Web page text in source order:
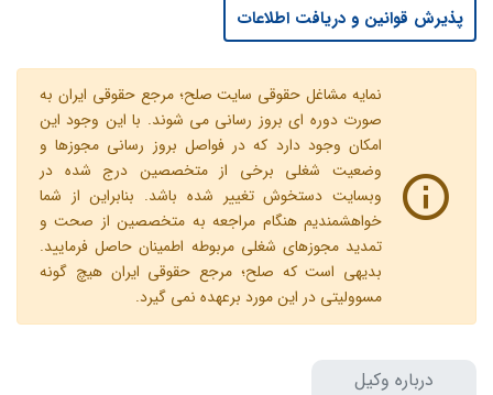
پذیرش قوانین و دریافت اطلاعات
نمایه مشاغل حقوقی سایت صلح؛ مرجع حقوقی ایران به
صورت دوره ای بروز رسانی می شوند. با این وجود این
امکان وجود دارد که در فواصل بروز رسانی مجوزها و
وضعیت شغلی برخی از متخصصین درج شده در
وبسایت دستخوش تغییر شده باشد. بنابراین از شما
خواهشمندیم هنگام مراجعه به متخصصین از صحت و
تمدید مجوزهای شغلی مربوطه اطمینان حاصل فرمایید.
بدیهی است که صلح؛ مرجع حقوقی ایران هیچ گونه
مسوولیتی در این مورد برعهده نمی گیرد.
درباره وکیل